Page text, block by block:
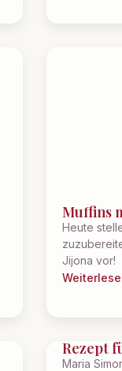
Muffins
Heute
Jijona vor!
Rezept
Maria